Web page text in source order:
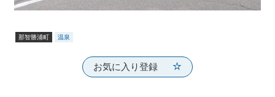
那智勝浦町 温泉
お気に入り登録